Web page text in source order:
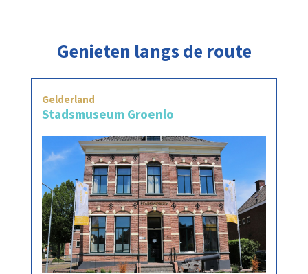
Genieten langs de route
Gelderland
Stadsmuseum Groenlo